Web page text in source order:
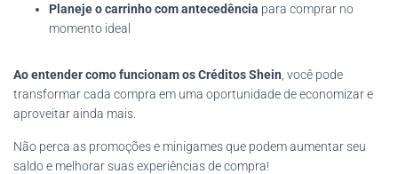
Planeje o carrinho com antecedência para comprar no
momento ideal
Ao entender como funcionam os Créditos Shein , você pode
transformar cada compra em uma oportunidade de economizar e
aproveitar ainda mais.
Não perca as promoções e minigames que podem aumentar seu
saldo e melhorar suas experiências de compra!